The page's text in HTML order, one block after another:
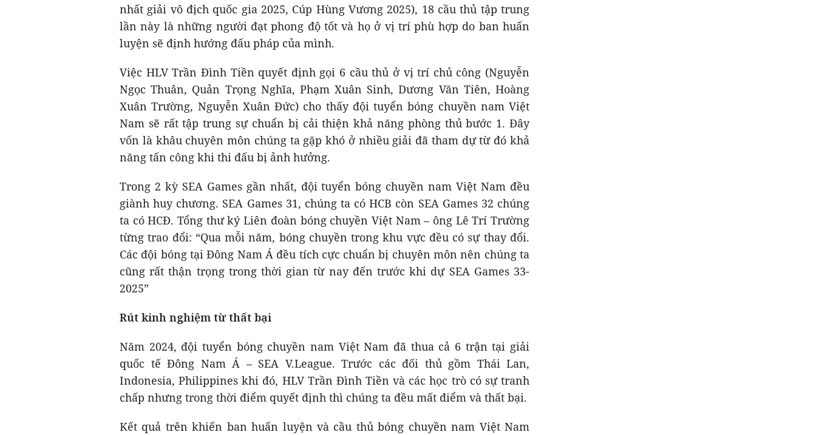
nhất giải vô địch quốc gia 2025, Cúp Hùng Vương 2025), 18 cầu thủ tập trung
lần này là những người đạt phong độ tốt và họ ở vị trí phù hợp do ban huấn
luyện sẽ định hướng đấu pháp của mình.
Việc HLV Trần Đình Tiền quyết định gọi 6 cầu thủ ở vị trí chủ công (Nguyễn
Ngọc Thuân, Quản Trọng Nghĩa, Phạm Xuân Sinh, Dương Văn Tiên, Hoàng
Xuân Trường, Nguyễn Xuân Đức) cho thấy đội tuyển bóng chuyền nam Việt
Nam sẽ rất tập trung sự chuẩn bị cải thiện khả năng phòng thủ bước 1. Đây
vốn là khâu chuyên môn chúng ta gặp khó ở nhiều giải đã tham dự từ đó khả
năng tấn công khi thi đấu bị ảnh hưởng.
Trong 2 kỳ SEA Games gần nhất, đội tuyển bóng chuyền nam Việt Nam đều
giành huy chương. SEA Games 31, chúng ta có HCB còn SEA Games 32 chúng
ta có HCĐ. Tổng thư ký Liên đoàn bóng chuyền Việt Nam – ông Lê Trí Trường
từng trao đổi: “Qua mỗi năm, bóng chuyền trong khu vực đều có sự thay đổi.
Các đội bóng tại Đông Nam Á đều tích cực chuẩn bị chuyên môn nên chúng ta
cũng rất thận trọng trong thời gian từ nay đến trước khi dự SEA Games 33-
2025”
Rút kinh nghiệm từ thất bại
Năm 2024, đội tuyển bóng chuyền nam Việt Nam đã thua cả 6 trận tại giải
quốc tế Đông Nam Á – SEA V.League. Trước các đối thủ gồm Thái Lan,
Indonesia, Philippines khi đó, HLV Trần Đình Tiền và các học trò có sự tranh
chấp nhưng trong thời điểm quyết định thì chúng ta đều mất điểm và thất bại.
Kết quả trên khiến ban huấn luyện và cầu thủ bóng chuyền nam Việt Nam